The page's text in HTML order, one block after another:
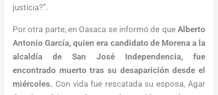
justicia?”.
Por otra parte, en Oaxaca se informó de que Alberto
Antonio García, quien era candidato de Morena a la
alcaldía de San José Independencia, fue
encontrado muerto tras su desaparición desde el
miércoles. Con vida fue rescatada su esposa, Agar